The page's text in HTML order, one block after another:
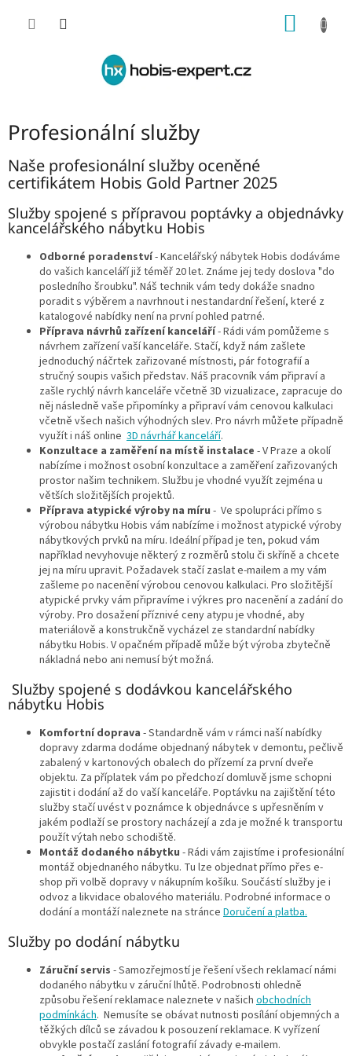
Profesionální služby
Naše profesionální služby oceněné
certifikátem Hobis Gold Partner 2025
Služby spojené s přípravou poptávky a objednávky
kancelářského nábytku Hobis
Odborné poradenství- Kancelářský nábytek Hobis dodáváme
do vašich kanceláří již téměř 20 let. Známe jej tedy doslova "do
posledního šroubku". Náš technik vám tedy dokáže snadno
poradit s výběrem a navrhnout i nestandardní řešení, které z
katalogové nabídky není na první pohled patrné.
Příprava návrhů zařízení kanceláří- Rádi vám pomůžeme s
návrhem zařízení vaší kanceláře. Stačí, když nám zašlete
jednoduchý náčrtek zařizované místnosti, pár fotografií a
stručný soupis vašich představ. Náš pracovník vám připraví a
zašle rychlý návrh kanceláře včetně 3D vizualizace, zapracuje do
něj následně vaše připomínky a připraví vám cenovou kalkulaci
včetně všech našich výhodných slev. Pro návrh můžete případně
využít i náš online 3D návrhář kanceláří.
Konzultace a zaměření na místě instalace - V Praze a okolí
nabízíme i možnost osobní konzultace a zaměření zařizovaných
prostor našim technikem. Službu je vhodné využít zejména u
větších složitějších projektů.
Příprava atypické výroby na míru - Ve spolupráci přímo s
výrobou nábytku Hobis vám nabízíme i možnost atypické výroby
nábytkových prvků na míru. Ideální případ je ten, pokud vám
například nevyhovuje některý z rozměrů stolu či skříně a chcete
jej na míru upravit. Požadavek stačí zaslat e-mailem a my vám
zašleme po nacenění výrobou cenovou kalkulaci. Pro složitější
atypické prvky vám připravíme i výkres pro nacenění a zadání do
výroby. Pro dosažení příznivé ceny atypu je vhodné, aby
materiálově a konstrukčně vycházel ze standardní nabídky
nábytku Hobis. V opačném případě může být výroba zbytečně
nákladná nebo ani nemusí být možná.
Služby spojené s dodávkou kancelářského
nábytku Hobis
Komfortní doprava - Standardně vám v rámci naší nabídky
dopravy zdarma dodáme objednaný nábytek v demontu, pečlivě
zabalený v kartonových obalech do přízemí za první dveře
objektu. Za příplatek vám po předchozí domluvě jsme schopni
zajistit i dodání až do vaší kanceláře. Poptávku na zajištění této
služby stačí uvést v poznámce k objednávce s upřesněním v
jakém podlaží se prostory nacházejí a zda je možné k transportu
použít výtah nebo schodiště.
Montáž dodaného nábytku - Rádi vám zajistíme i profesionální
montáž objednaného nábytku. Tu lze objednat přímo přes e-
shop při volbě dopravy v nákupním košíku. Součástí služby je i
odvoz a likvidace obalového materiálu. Podrobné informace o
dodání a montáží naleznete na stránce Doručení a platba.
Služby po dodání nábytku
Záruční servis - Samozřejmostí je řešení všech reklamací námi
dodaného nábytku v záruční lhůtě. Podrobnosti ohledně
způsobu řešení reklamace naleznete v našich obchodních
podmínkách. Nemusíte se obávat nutnosti posílání objemných a
těžkých dílců se závadou k posouzení reklamace. K vyřízení
obvykle postačí zaslání fotografií závady e-mailem.